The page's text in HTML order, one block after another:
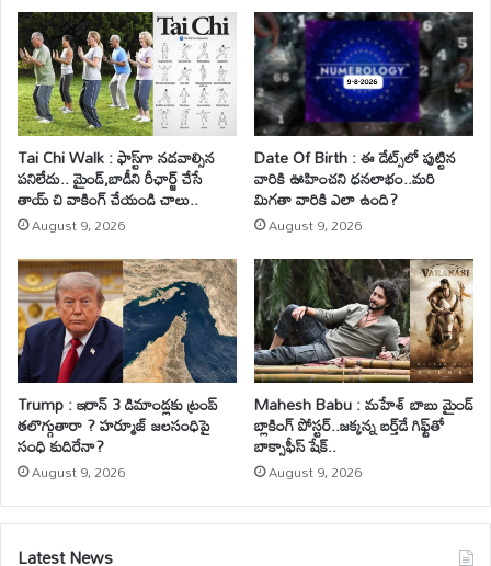
Tai Chi Walk : ఫాస్ట్‌గా నడవాల్సిన
పనిలేదు.. మైండ్‌,బాడీని రీఛార్జ్ చేసే
తాయ్ చి వాకింగ్‌ చేయండి చాలు..
August 9, 2026
Date Of Birth : ఈ డేట్స్‌లో పుట్టిన
వారికి ఊహించని ధనలాభం..మరి
మిగతా వారికి ఎలా ఉంది?
August 9, 2026
Trump : ఇరాన్ 3 డిమాండ్లకు ట్రంప్
తలొగ్గుతారా ? హర్మూజ్ జలసంధిపై
సంధి కుదిరేనా?
August 9, 2026
Mahesh Babu : మహేశ్‌ బాబు మైండ్
బ్లాకింగ్ పోస్టర్..జక్కన్న బర్త్‌డే గిఫ్ట్‌తో
బాక్సాఫీస్ షేక్..
August 9, 2026
Latest News